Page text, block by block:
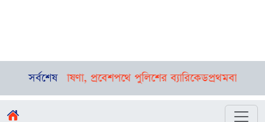
সর্বশেষ
ঘোষণা, প্রবেশপথে পুলিশের ব্যারিকেডপ্রথমবার বাংলাদেশে